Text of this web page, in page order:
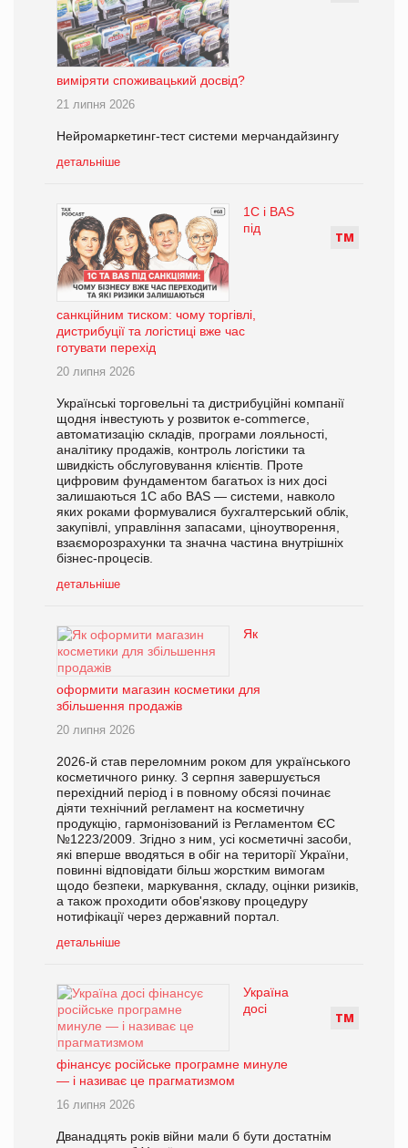
виміряти споживацький досвід?
21 липня 2026
Нейромаркетинг-тест системи мерчандайзингу
детальніше
ТМ
1С і BAS
під
санкційним тиском: чому торгівлі,
дистрибуції та логістиці вже час
готувати перехід
20 липня 2026
Українські торговельні та дистрибуційні компанії
щодня інвестують у розвиток e-commerce,
автоматизацію складів, програми лояльності,
аналітику продажів, контроль логістики та
швидкість обслуговування клієнтів. Проте
цифровим фундаментом багатьох із них досі
залишаються 1С або BAS — системи, навколо
яких роками формувалися бухгалтерський облік,
закупівлі, управління запасами, ціноутворення,
взаєморозрахунки та значна частина внутрішніх
бізнес-процесів.
детальніше
Як
оформити магазин косметики для
збільшення продажів
20 липня 2026
2026-й став переломним роком для українського
косметичного ринку. 3 серпня завершується
перехідний період і в повному обсязі починає
діяти технічний регламент на косметичну
продукцію, гармонізований із Регламентом ЄС
№1223/2009. Згідно з ним, усі косметичні засоби,
які вперше вводяться в обіг на території України,
повинні відповідати більш жорстким вимогам
щодо безпеки, маркування, складу, оцінки ризиків,
а також проходити обов'язкову процедуру
нотифікації через державний портал.
детальніше
ТМ
Україна
досі
фінансує російське програмне минуле
— і називає це прагматизмом
16 липня 2026
Дванадцять років війни мали б бути достатнім